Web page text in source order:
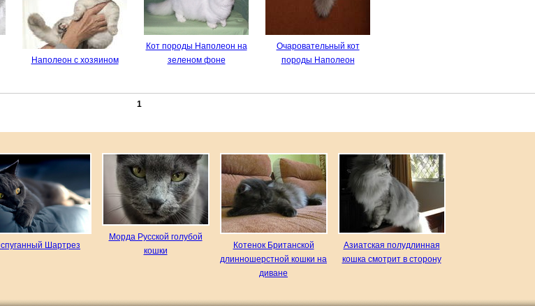
Наполеон с хозяином
Кот породы Наполеон на
зеленом фоне
Очаровательный кот
породы Наполеон
1
Шартрез
Морда Русской голубой
кошки
Котенок Британской
длинношерстной кошки на
диване
Азиатская полудлинная
кошка смотрит в сторону